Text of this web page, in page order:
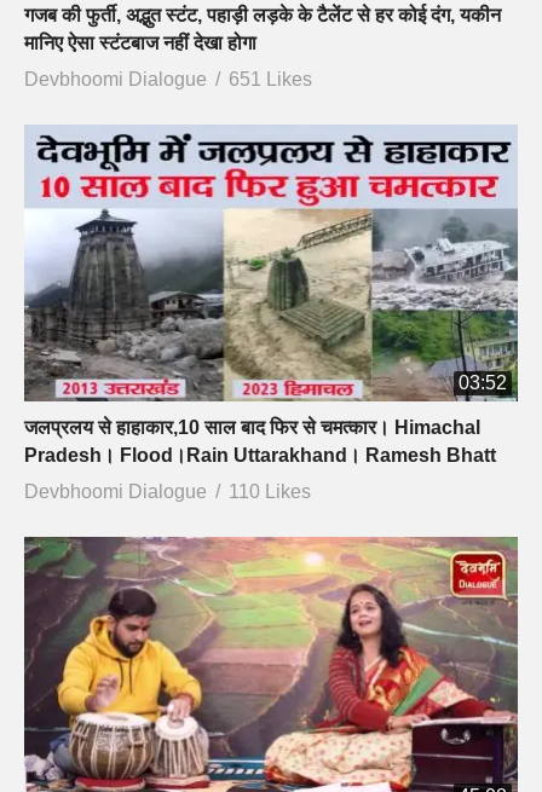
गजब की फुर्ती, अद्भुत स्टंट, पहाड़ी लड़के के टैलेंट से हर कोई दंग, यकीन
मानिए ऐसा स्टंटबाज नहीं देखा होगा
Devbhoomi Dialogue
651 Likes
03:52
जलप्रलय से हाहाकार,10 साल बाद फिर से चमत्कार। Himachal
Pradesh। Flood।Rain Uttarakhand। Ramesh Bhatt
Devbhoomi Dialogue
110 Likes